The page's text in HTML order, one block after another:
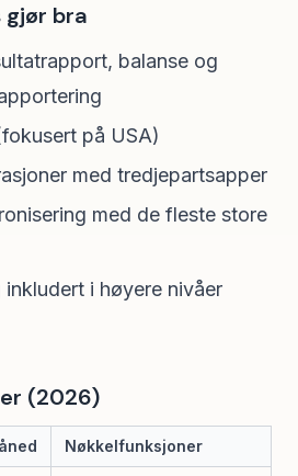
gjør bra
balanse og
på USA)
med tredjepartsapper
med de fleste store
i høyere nivåer
(2026)
Nøkkelfunksjoner